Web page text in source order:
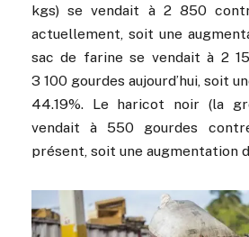
kgs) se vendait à 2 850
actuellement, soit une
sac de farine se vendait à 2
3 100 gourdes aujourd’hui, soit
44.19%. Le haricot noir (la
vendait à 550 gourdes
présent, soit une augmentation